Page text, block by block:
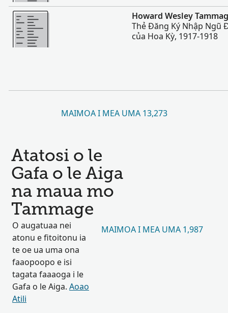
Sili atu
Howard Wesley
Thẻ Đăng Ký Nhập Ngũ
của Hoa Kỳ, 1917-1918
MAIMOA I MEA UMA 13,273
Atatosi o le
Gafa o le Aiga
na maua mo
Tammage
O augatuaa nei
atonu e fitoitonu ia
te oe ua uma ona
faaopoopo e isi
tagata faaaoga i le
Gafa o le Aiga. Aoao
Atili
MAIMOA I MEA UMA 1,987